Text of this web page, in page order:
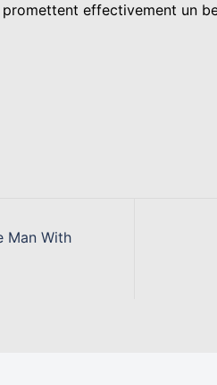
effectivement un
Man With